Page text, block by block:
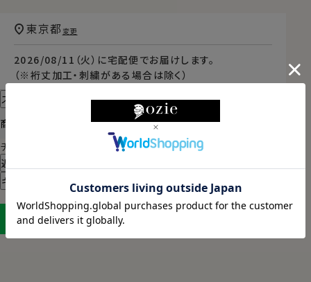
2026/08/11（火） に宅配便 でお届けします。
（※裄丈加工・刺繍がある場合は除く）
東京都 変更
スタイル・サイズについて詳しく見る
商品についてのお問い合わせ
チャットでお問い合わせ
返品・交換について
ギフトラッピングについて
LINEに保存する